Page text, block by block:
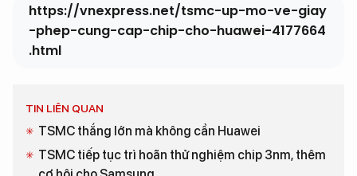
https://vnexpress.net/tsmc-up-mo-ve-giay
-phep-cung-cap-chip-cho-huawei-4177664
.html
TIN LIÊN QUAN
TSMC thắng lớn mà không cần Huawei
TSMC tiếp tục trì hoãn thử nghiệm chip 3nm, thêm